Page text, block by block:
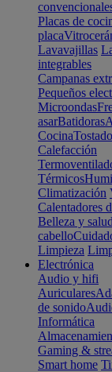
Placas de
placa
Lavavajillas
integrables
Campanas
Pequeños
Microondas
asarBatidoras
Cocina
Calefacción
Térmicos
Climatización
Calentadores
Belleza y salud
cabello
Limpieza
Electrónica
Audio y hifi
Auriculares
de sonido
Informática
Gaming &
Smart home